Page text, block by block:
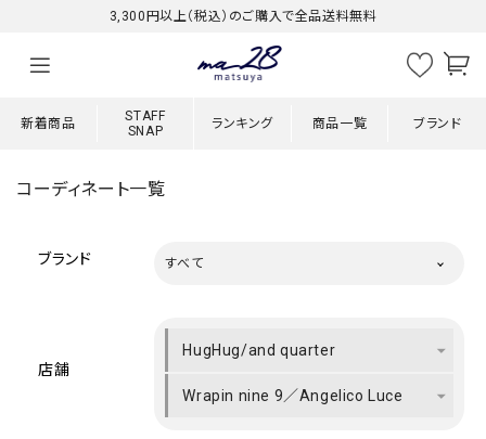
3,300円以上（税込）のご購入で全品送料無料
新着商品
STAFF
SNAP
ランキング 商品一覧 ブランド
コーディネート一覧
ブランド すべて
店舗
HugHug/and quarter
Wrapin nine 9／Angelico Luce